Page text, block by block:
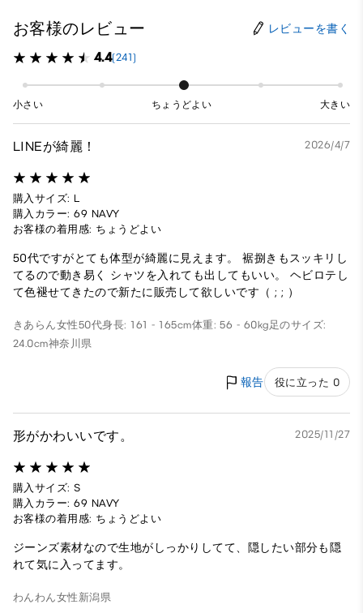
お客様のレビュー レビューを書く
4.4(241)
小さい ちょうどよい 大きい
LINEが綺麗！ 2026/4/7
購入サイズ: L
購入カラー: 69 NAVY
お客様の着用感: ちょうどよい
50代ですがとても体型が綺麗に見えます。 裾捌きもスッキリし
てるので動き易く シャツを入れても出してもいい。 ヘビロテし
て色褪せてきたので新たに販売して欲しいです（ ; ; ）
きあらん女性50代身長: 161 - 165cm体重: 56 - 60kg足のサイズ:
24.0cm神奈川県
報告 役に立った 0
形がかわいいです。 2025/11/27
購入サイズ: S
購入カラー: 69 NAVY
お客様の着用感: ちょうどよい
ジーンズ素材なので生地がしっかりしてて、隠したい部分も隠
れて気に入ってます。
わんわん女性 新潟県